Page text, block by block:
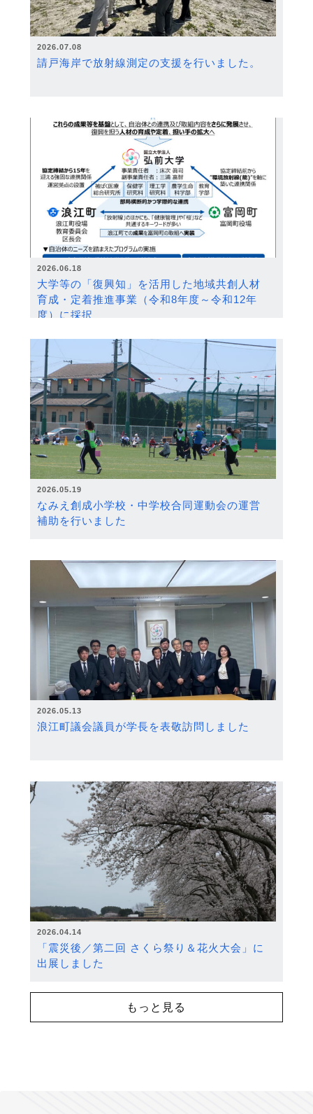
2026.07.08
請戸海岸で放射線測定の支援を行いました。
2026.06.18
大学等の「復興知」を活用した地域共創人材
育成・定着推進事業（令和8年度～令和12年
度）に採択
2026.05.19
なみえ創成小学校・中学校合同運動会の運営
補助を行いました
2026.05.13
浪江町議会議員が学長を表敬訪問しました
2026.04.14
「震災後／第二回 さくら祭り＆花火大会」に
出展しました
もっと見る